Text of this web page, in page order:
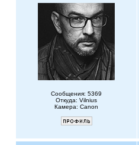
Сообщения: 5369
Откуда: Vilnius
Камера: Canon